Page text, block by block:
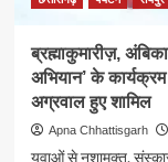
में
विधि-
विधान
ब्रह्माकुमारीज़,
अभियान’ के
अग्रवाल हुए शामिल
Apna Chhattisgarh
युवाओं से नशामुक्त,